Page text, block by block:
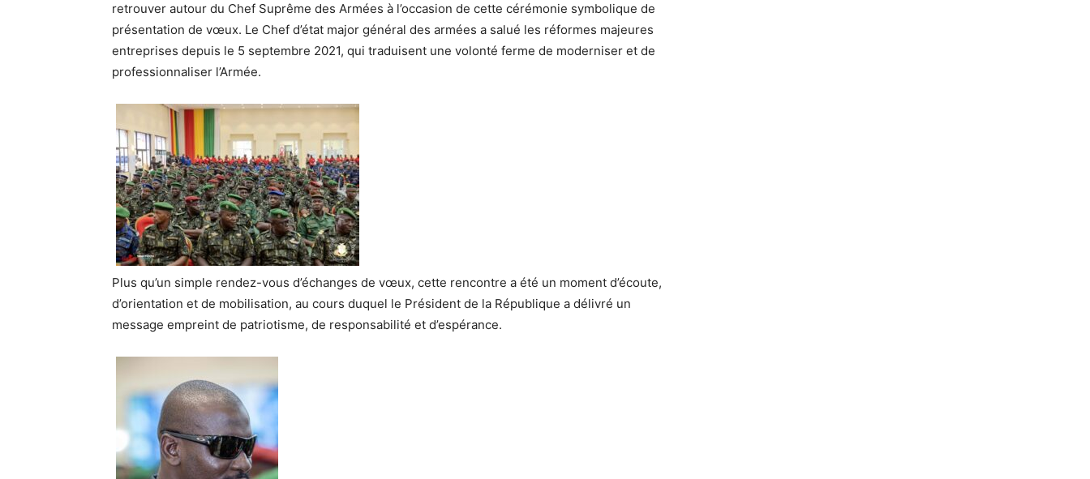
retrouver autour du Chef Suprême des Armées à l’occasion de cette cérémonie symbolique de
présentation de vœux. Le Chef d’état major général des armées a salué les réformes majeures
entreprises depuis le 5 septembre 2021, qui traduisent une volonté ferme de moderniser et de
professionnaliser l’Armée.
Plus qu’un simple rendez-vous d’échanges de vœux, cette rencontre a été un moment d’écoute,
d’orientation et de mobilisation, au cours duquel le Président de la République a délivré un
message empreint de patriotisme, de responsabilité et d’espérance.